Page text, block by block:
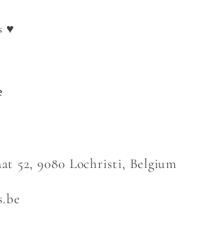
♥
52, 9080 Lochristi, Belgium